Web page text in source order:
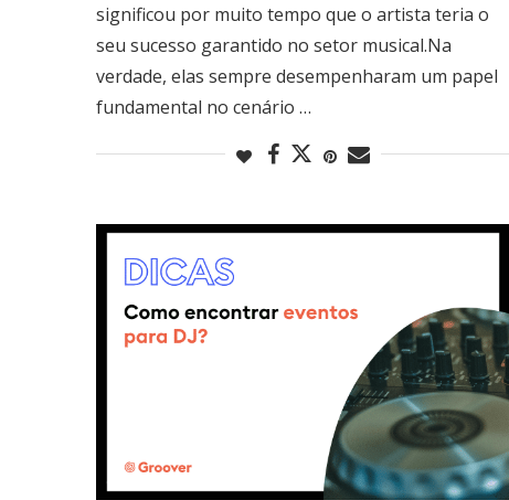
significou por muito tempo que o artista teria o
seu sucesso garantido no setor musical.Na
verdade, elas sempre desempenharam um papel
fundamental no cenário …